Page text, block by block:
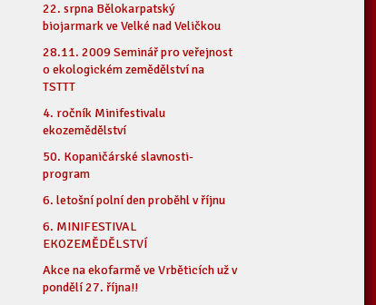
22. srpna Bělokarpatský
biojarmark ve Velké nad Veličkou
28.11. 2009 Seminář pro veřejnost
o ekologickém zemědělství na
TSTTT
4. ročník Minifestivalu
ekozemědělství
50. Kopaničárské slavnosti-
program
6. letošní polní den proběhl v říjnu
6. MINIFESTIVAL
EKOZEMĚDĚLSTVÍ
Akce na ekofarmě ve Vrběticích už v
pondělí 27. října!!